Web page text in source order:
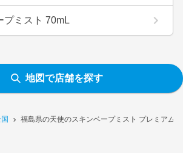
福島県の天使のスキンベープミスト プレミアム
プミスト 70mL
地図で店舗を探す